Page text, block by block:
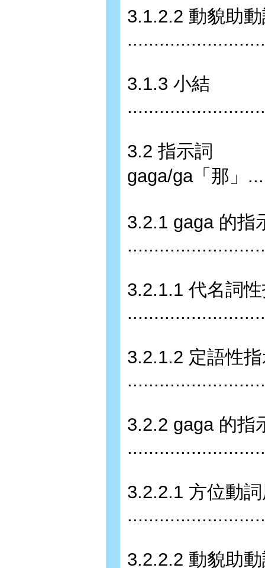
3.1.2.2 動貌助
3.1.3 小結
3.2 指示詞
gaga/ga「那」
3.2.1 gaga 的指
3.2.1.1 代名詞
3.2.1.2 定語性
3.2.2 gaga 的指
3.2.2.1 方位動
3.2.2.2 動貌助